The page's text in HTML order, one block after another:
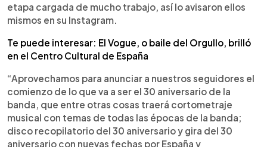
etapa cargada de mucho trabajo, así lo avisaron ellos
mismos en su Instagram.
Te puede interesar: El Vogue, o baile del Orgullo, brilló
en el Centro Cultural de España
“Aprovechamos para anunciar a nuestros seguidores el
comienzo de lo que va a ser el 30 aniversario de la
banda, que entre otras cosas traerá cortometraje
musical con temas de todas las épocas de la banda;
disco recopilatorio del 30 aniversario y gira del 30
aniversario con nuevas fechas por España y